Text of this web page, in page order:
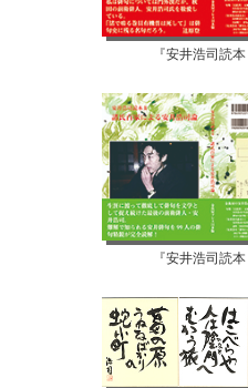
『安井浩司読
『安井浩司読